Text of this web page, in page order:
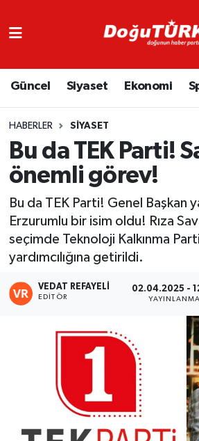
Güncel Siyaset Ekonomi
HABERLER SIYASET
Bu da TEK Parti!
önemli görev!
Bu da TEK Parti! Genel Başkan
Erzurumlu bir isim oldu! Rıza
seçimde Teknoloji Kalkınma
yardımcılığına getirildi.
VEDAT REFAYELİ
EDITÖR
02.04.2025 -
YAYINLANMA
Asayiş
Bölge
Eğitim
GENEL
Güncel
KÜLTÜR-SANAT
Medya
Trafik Durumu
Süper Lig Puan Durumu ve
Tüm Manşetler